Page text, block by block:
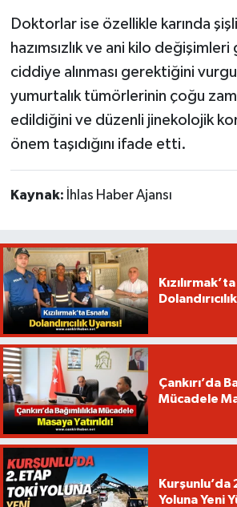
Doktorlar ise özellikle karında
hazımsızlık ve ani kilo
ciddiye alınması gerektiğini
yumurtalık tümörlerinin çoğu
edildiğini ve düzenli jinekolojik
önem taşıdığını ifade etti.
Kaynak: İhlas Haber Ajansı
Çankırı’da
Mücadele
Kurşunlu’da
Yoluna Yeni